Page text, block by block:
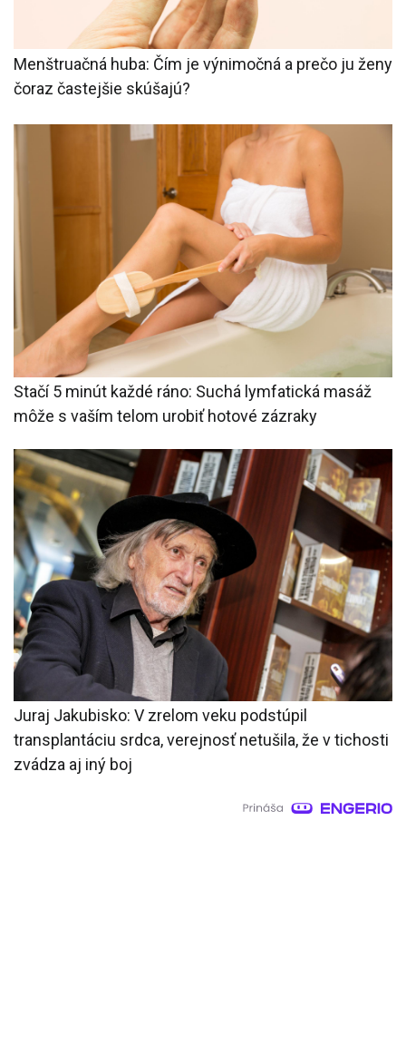
Menštruačná huba: Čím je výnimočná a prečo ju ženy
čoraz častejšie skúšajú?
Stačí 5 minút každé ráno: Suchá lymfatická masáž
môže s vaším telom urobiť hotové zázraky
Juraj Jakubisko: V zrelom veku podstúpil
transplantáciu srdca, verejnosť netušila, že v tichosti
zvádza aj iný boj